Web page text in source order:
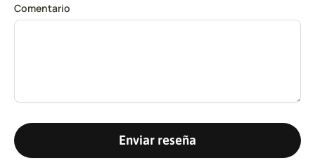
Comentario
Enviar reseña